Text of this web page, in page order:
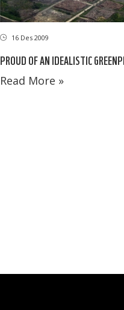
16 Des 2009
PROUD OF AN IDEALISTIC
Read More »